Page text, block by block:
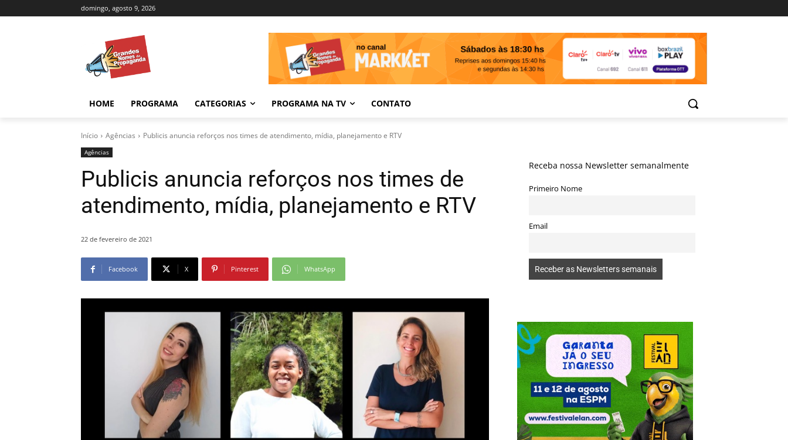
domingo, agosto 9, 2026
HOME PROGRAMA CATEGORIAS PROGRAMA NA TV CONTATO
Início Agências Publicis anuncia reforços nos times de atendimento, mídia, planejamento e RTV
Agências
Publicis anuncia reforços nos times de
atendimento, mídia, planejamento e RTV
22 de fevereiro de 2021
Facebook X Pinterest WhatsApp
Receba nossa Newsletter semanalmente
Primeiro Nome
Email